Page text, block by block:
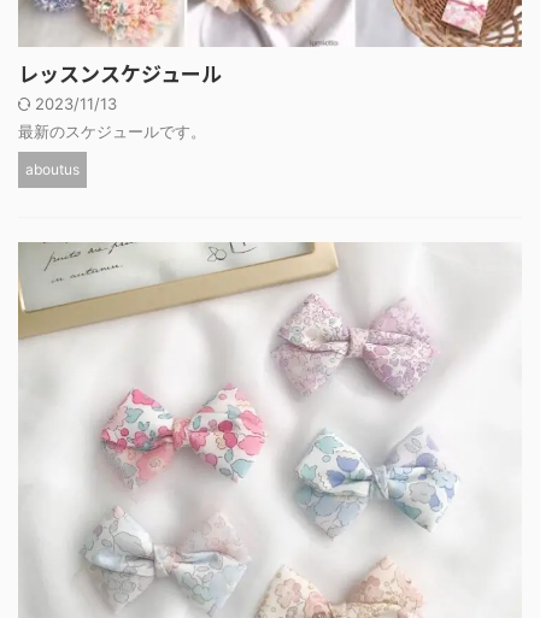
レッスンスケジュール
2023/11/13
最新のスケジュールです。
aboutus